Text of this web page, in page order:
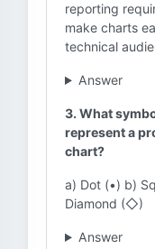
reporting
make charts
technical
Answer
3. What
represent a
chart?
a) Dot (•) b)
Diamond (◇)
Answer